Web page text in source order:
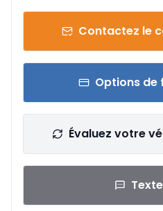
Contactez le
Options de
Évaluez votre